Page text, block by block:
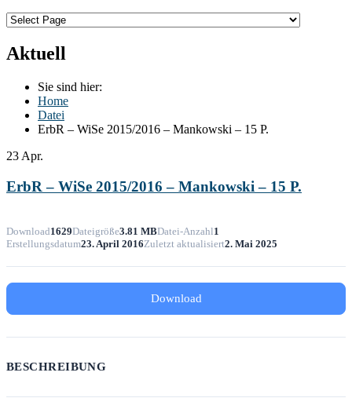
Aktuell
Sie sind hier:
Home
Datei
ErbR – WiSe 2015/2016 – Mankowski – 15 P.
23 Apr.
ErbR – WiSe 2015/2016 – Mankowski – 15 P.
Download1629Dateigröße3.81 MBDatei-Anzahl1
Erstellungsdatum23. April 2016Zuletzt aktualisiert2. Mai 2025
Download
BESCHREIBUNG